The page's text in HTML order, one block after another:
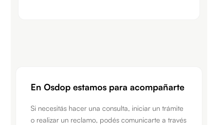
En Osdop estamos para acompañarte​
Si necesitás hacer una consulta, iniciar un trámite
o realizar un reclamo, podés comunicarte a través